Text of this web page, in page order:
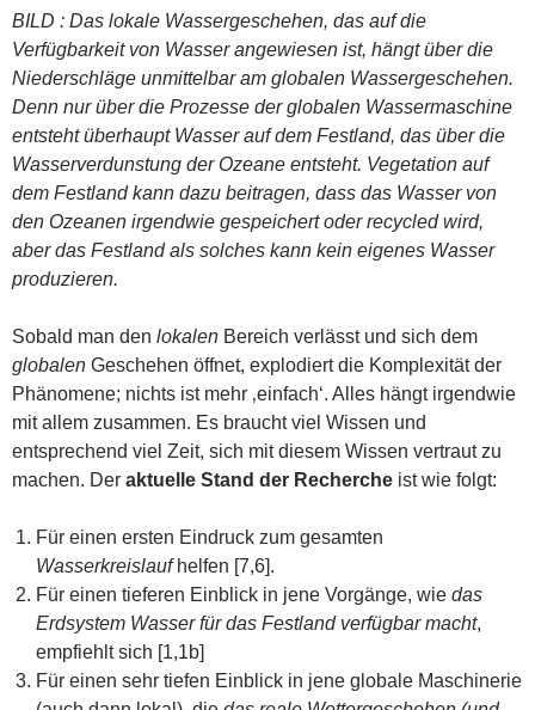
BILD : Das lokale Wassergeschehen, das auf die
Verfügbarkeit von Wasser angewiesen ist, hängt über die
Niederschläge unmittelbar am globalen Wassergeschehen.
Denn nur über die Prozesse der globalen Wassermaschine
entsteht überhaupt Wasser auf dem Festland, das über die
Wasserverdunstung der Ozeane entsteht. Vegetation auf
dem Festland kann dazu beitragen, dass das Wasser von
den Ozeanen irgendwie gespeichert oder recycled wird,
aber das Festland als solches kann kein eigenes Wasser
produzieren.
Sobald man den lokalen Bereich verlässt und sich dem
globalen Geschehen öffnet, explodiert die Komplexität der
Phänomene; nichts ist mehr ‚einfach‘. Alles hängt irgendwie
mit allem zusammen. Es braucht viel Wissen und
entsprechend viel Zeit, sich mit diesem Wissen vertraut zu
machen. Der aktuelle Stand der Recherche ist wie folgt:
Für einen ersten Eindruck zum gesamten
Wasserkreislaufhelfen [7,6].
Für einen tieferen Einblick in jene Vorgänge, wie das
Erdsystem Wasser für das Festland verfügbar macht,
empfiehlt sich [1,1b]
Für einen sehr tiefen Einblick in jene globale Maschinerie